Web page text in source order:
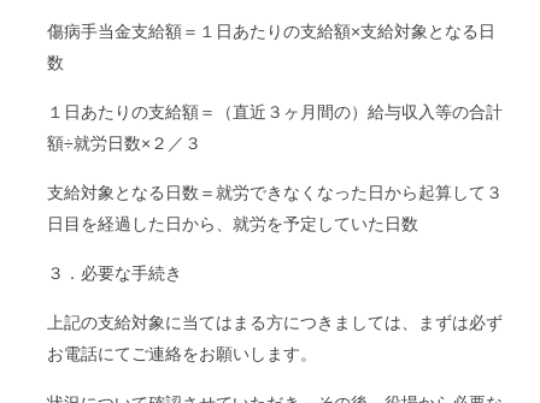
傷病手当金支給額＝１日あたりの支給額×支給対象となる日
数
１日あたりの支給額＝（直近３ヶ月間の）給与収入等の合計
額÷就労日数×２／３
支給対象となる日数＝就労できなくなった日から起算して３
日目を経過した日から、就労を予定していた日数
３．必要な手続き
上記の支給対象に当てはまる方につきましては、まずは必ず
お電話にてご連絡をお願いします。